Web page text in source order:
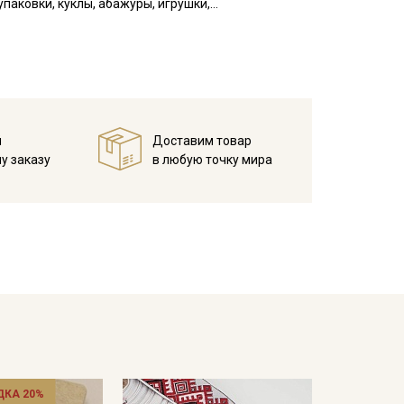
куклы, абажуры, игрушки,
заказу
Доставим товар
в любую точку мира
20%